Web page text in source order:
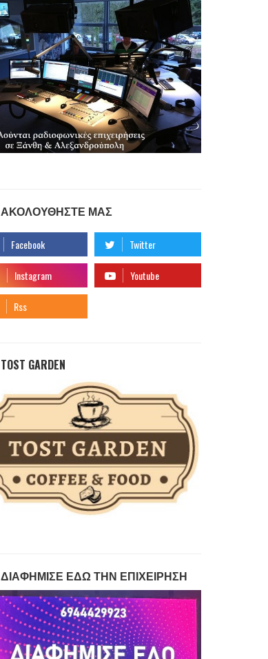
ΑΚΟΛΟΥΘΗΣΤΕ ΜΑΣ
TOST GARDEN
ΔΙΑΦΗΜΙΣΕ ΕΔΩ ΤΗΝ ΕΠΙΧΕΙΡΗΣΗ